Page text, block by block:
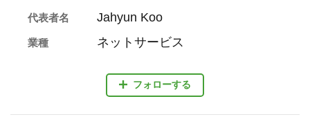
フォローする
代表者名 Jahyun Koo
業種 ネットサービス